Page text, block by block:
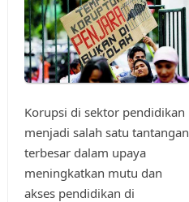
Korupsi di sektor pendidikan
menjadi salah satu tantangan
terbesar dalam upaya
meningkatkan mutu dan
akses pendidikan di